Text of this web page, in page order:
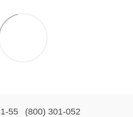
55 (800) 301-052